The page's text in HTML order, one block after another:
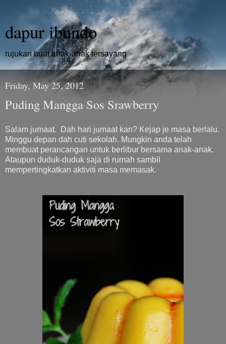
dapur ibundo
rujukan buat anak-anak tersayang
Friday, May 25, 2012
Puding Mangga Sos Srawberry
Salam jumaat. Dah hari jumaat kan? Kejap je masa berlalu.
Minggu depan dah cuti sekolah. Mungkin anda telah
membuat perancangan untuk berlibur bersama anak-anak.
Ataupun duduk-duduk saja di rumah sambil
mempertingkatkan aktiviti masa memasak.